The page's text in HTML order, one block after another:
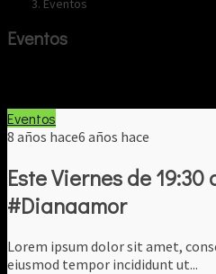
Eventos
Eventos
Eventos
8 años hace6 años hace
Este Viernes de 19:30
#Dianaamor
Lorem ipsum dolor sit amet,
eiusmod tempor incididunt ut...